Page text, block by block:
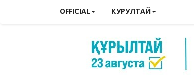
OFFICIAL КУРУЛТАЙ